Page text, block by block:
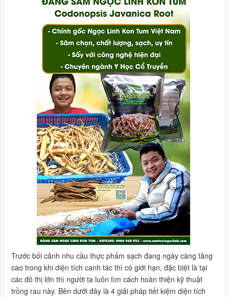
Trước bối cảnh nhu cầu thực phẩm sạch đang ngày càng tăng
cao trong khi diện tích canh tác thì có giới hạn, đặc biệt là tại
các đô thị lớn thì người ta luôn tìm cách hoàn thiện kỹ thuật
trồng rau này. Bên dưới đây là 4 giải pháp tiết kiệm diện tích